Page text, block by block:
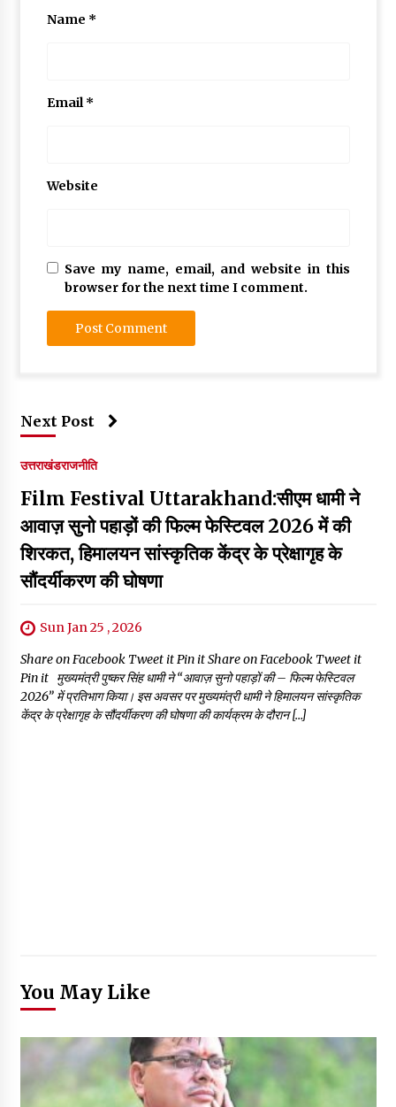
Name *
Email*
Website
Save my name, email, and website in this
browser for the next time I comment.
Next Post
उत्तराखंडराजनीति
Film Festival Uttarakhand:सीएम धामी ने
आवाज़ सुनो पहाड़ों की फिल्म फेस्टिवल 2026 में की
शिरकत, हिमालयन सांस्कृतिक केंद्र के प्रेक्षागृह के
सौंदर्यीकरण की घोषणा
Sun Jan 25 , 2026
Share on Facebook Tweet it Pin it Share on Facebook Tweet it
Pin it मुख्यमंत्री पुष्कर सिंह धामी ने “आवाज़ सुनो पहाड़ों की – फिल्म फेस्टिवल
2026” में प्रतिभाग किया। इस अवसर पर मुख्यमंत्री धामी ने हिमालयन सांस्कृतिक
केंद्र के प्रेक्षागृह के सौंदर्यीकरण की घोषणा की कार्यक्रम के दौरान […]
You May Like